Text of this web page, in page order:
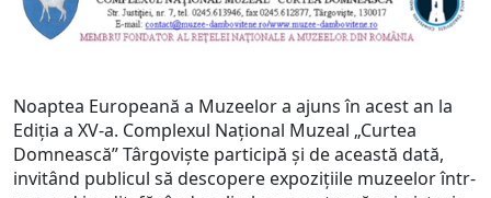
Noaptea Europeană a Muzeelor a ajuns în acest an la
Ediția a XV-a. Complexul Naţional Muzeal „Curtea
Domnească” Târgovişte participă și de această dată,
invitând publicul să descopere expozițiile muzeelor într-